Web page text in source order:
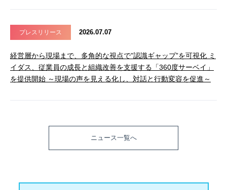
プレスリリース 2026.07.07
経営層から現場まで、多角的な視点で”認識ギャップ”を可視化 ミ
イダス、従業員の成長と組織改善を支援する「360度サーベイ」
を提供開始 ～現場の声を見える化し、対話と行動変容を促進～
ニュース一覧へ